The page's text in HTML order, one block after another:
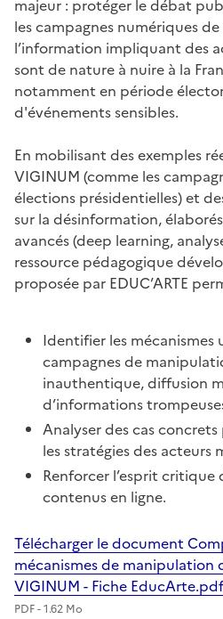
majeur : protéger le débat
les campagnes numériques
l’information impliquant des
sont de nature à nuire à la
notamment en période
d'événements sensibles.
En mobilisant des exemples
VIGINUM (comme les
élections présidentielles) et
sur la désinformation,
avancés (deep learning,
ressource pédagogique
proposée par EDUC’ARTE
Identifier les mécanismes
campagnes de
inauthentique, diffusion
d’informations
Analyser des cas
les stratégies des acteurs
Renforcer l’esprit critique
contenus en ligne.
Télécharger le document
mécanismes de manipulation
VIGINUM - Fiche
PDF - 1.62 Mo